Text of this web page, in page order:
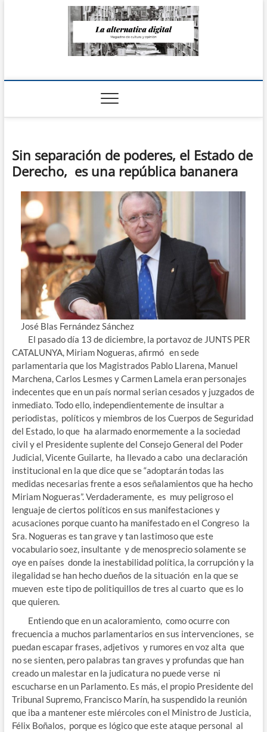
La Alternativa
Sin separación de poderes, el Estado de
Derecho, es una república bananera
José Blas Fernández Sánchez
El pasado día 13 de diciembre, la portavoz de JUNTS PER
CATALUNYA, Miriam Nogueras, afirmó en sede
parlamentaria que los Magistrados Pablo Llarena, Manuel
Marchena, Carlos Lesmes y Carmen Lamela eran personajes
indecentes que en un país normal serian cesados y juzgados de
inmediato. Todo ello, independientemente de insultar a
periodistas, políticos y miembros de los Cuerpos de Seguridad
del Estado, lo que ha alarmado enormemente a la sociedad
civil y el Presidente suplente del Consejo General del Poder
Judicial, Vicente Guilarte, ha llevado a cabo una declaración
institucional en la que dice que se “adoptarán todas las
medidas necesarias frente a esos señalamientos que ha hecho
Miriam Nogueras”. Verdaderamente, es muy peligroso el
lenguaje de ciertos políticos en sus manifestaciones y
acusaciones porque cuanto ha manifestado en el Congreso la
Sra. Nogueras es tan grave y tan lastimoso que este
vocabulario soez, insultante y de menosprecio solamente se
oye en países donde la inestabilidad política, la corrupción y la
ilegalidad se han hecho dueños de la situación en la que se
mueven este tipo de politiquillos de tres al cuarto que es lo
que quieren.
Entiendo que en un acaloramiento, como ocurre con
frecuencia a muchos parlamentarios en sus intervenciones, se
puedan escapar frases, adjetivos y rumores en voz alta que
no se sienten, pero palabras tan graves y profundas que han
creado un malestar en la judicatura no puede verse ni
escucharse en un Parlamento. Es más, el propio Presidente del
Tribunal Supremo, Francisco Marín, ha suspendido la reunión
que iba a mantener este miércoles con el Ministro de Justicia,
Félix Boñalos, porque es lógico que este ataque personal al